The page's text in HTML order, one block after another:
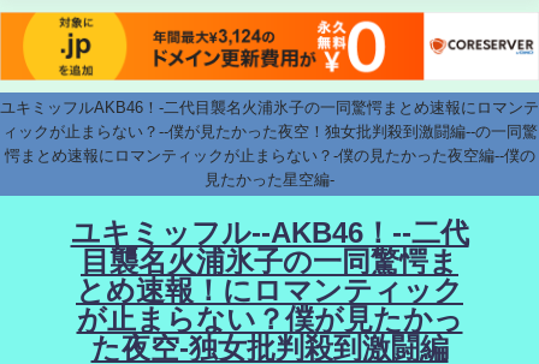
ユキミッフルAKB46！-二代目襲名火浦氷子の一同驚愕まとめ速報にロマンテ
ィックが止まらない？--僕が見たかった夜空！独女批判殺到激闘編--の一同驚
愕まとめ速報にロマンティックが止まらない？-僕の見たかった夜空編--僕の
見たかった星空編-
ユキミッフル--AKB46！--二代
目襲名火浦氷子の一同驚愕ま
とめ速報！にロマンティック
が止まらない？僕が見たかっ
た夜空-独女批判殺到激闘編